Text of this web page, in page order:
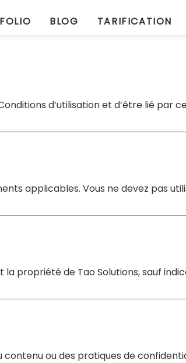
BLOG TARIFICATION
d’utilisation et d’être lié par
applicables. Vous ne devez pas
propriété de Tao Solutions, sauf
ou des pratiques de